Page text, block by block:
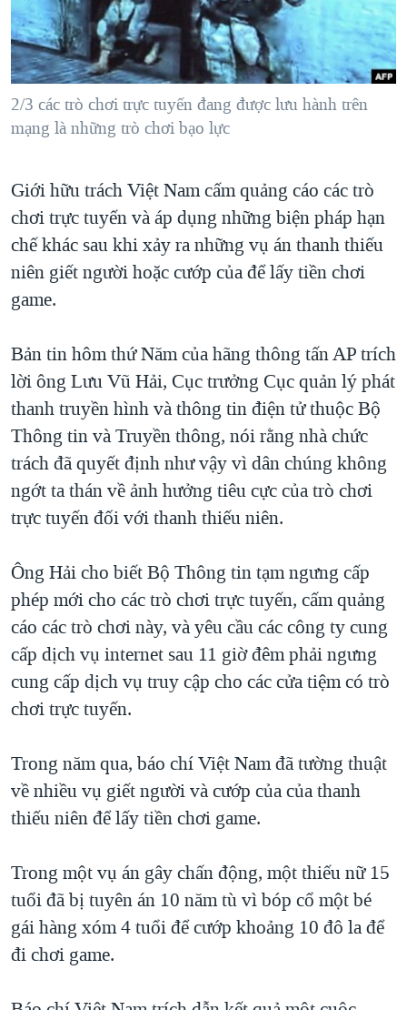
"Tìm"NGƯỜI VIỆT HẢI NGOẠI
ĐỜI SỐNG
KINH TẾ
VĂN HOÁ
THỂ THAO
GIÁO DỤC
TẠI
HÀNH TRÌNH BẦU CỬ 2024
MỘT NĂM CHIẾN TRANH TẠI DẢI GAZA
GIẢI MÃ VÀNH ĐAI & CON ĐƯỜNG
NGÀY TỊ NẠN THẾ GIỚI
GROUND ZERO – XƯA VÀ NAY
CHI PHÍ CHIẾN TRANH AFGHANISTAN
CÁC GIÁ TRỊ CỘNG HÒA Ở VIỆT NAM
THƯỢNG ĐỈNH TRUMP-KIM TẠI VIỆT NAM
NGƯ DÂN VIỆT VÀ LÀN SÓNG TRỘM HẢI SÂM
BÊN KIA QUỐC LỘ: TIẾNG VỌNG TỪ NÔNG THÔN MỸ
QUAN HỆ VIỆT MỸ
VIDEO
NGHE
MẠNG XÃ HỘI
Ngôn ngữ khác
2/3 các trò chơi trực tuyến đang được lưu hành trên
mạng là những trò chơi bạo lực
Giới hữu trách Việt Nam cấm quảng cáo các trò
chơi trực tuyến và áp dụng những biện pháp hạn
chế khác sau khi xảy ra những vụ án thanh thiếu
niên giết người hoặc cướp của để lấy tiền chơi
game.
Bản tin hôm thứ Năm của hãng thông tấn AP trích
lời ông Lưu Vũ Hải, Cục trưởng Cục quản lý phát
thanh truyền hình và thông tin điện tử thuộc Bộ
Thông tin và Truyền thông, nói rằng nhà chức
trách đã quyết định như vậy vì dân chúng không
ngớt ta thán về ảnh hưởng tiêu cực của trò chơi
trực tuyến đối với thanh thiếu niên.
Ông Hải cho biết Bộ Thông tin tạm ngưng cấp
phép mới cho các trò chơi trực tuyến, cấm quảng
cáo các trò chơi này, và yêu cầu các công ty cung
cấp dịch vụ internet sau 11 giờ đêm phải ngưng
cung cấp dịch vụ truy cập cho các cửa tiệm có trò
chơi trực tuyến.
Trong năm qua, báo chí Việt Nam đã tường thuật
về nhiều vụ giết người và cướp của của thanh
thiếu niên để lấy tiền chơi game.
Trong một vụ án gây chấn động, một thiếu nữ 15
tuổi đã bị tuyên án 10 năm tù vì bóp cổ một bé
gái hàng xóm 4 tuổi để cướp khoảng 10 đô la để
đi chơi game.